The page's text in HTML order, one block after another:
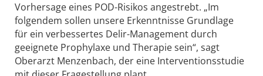
Vorhersage eines POD-Risikos angestrebt. „Im
folgendem sollen unsere Erkenntnisse Grundlage
für ein verbessertes Delir-Management durch
geeignete Prophylaxe und Therapie sein“, sagt
Oberarzt Menzenbach, der eine Interventionsstudie